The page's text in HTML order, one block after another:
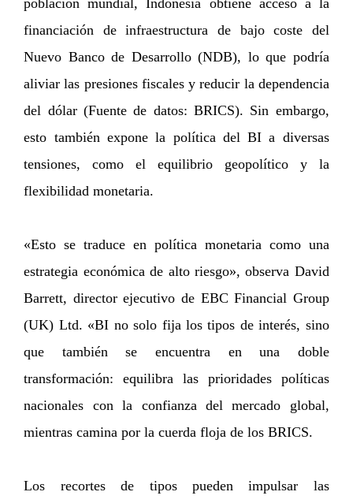
financiación de infraestructura de bajo coste del
Nuevo Banco de Desarrollo (NDB), lo que podría
aliviar las presiones fiscales y reducir la dependencia
del dólar (Fuente de datos: BRICS). Sin embargo,
esto también expone la política del BI a diversas
tensiones, como el equilibrio geopolítico y la
flexibilidad monetaria.
«Esto se traduce en política monetaria como una
estrategia económica de alto riesgo», observa David
Barrett, director ejecutivo de EBC Financial Group
(UK) Ltd. «BI no solo fija los tipos de interés, sino
que también se encuentra en una doble
transformación: equilibra las prioridades políticas
nacionales con la confianza del mercado global,
mientras camina por la cuerda floja de los BRICS.
Los recortes de tipos pueden impulsar las